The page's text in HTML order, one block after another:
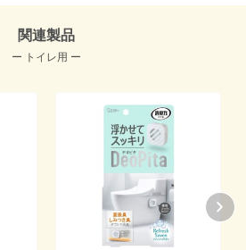
関連製品
ー トイレ用 ー